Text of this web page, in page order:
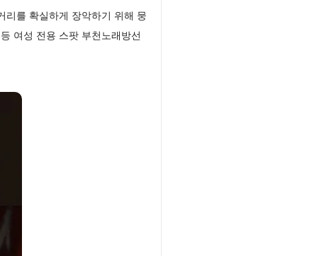
를 확실하게 장악하기 위해 뭉
여성 전용 스팟 부천노래방선